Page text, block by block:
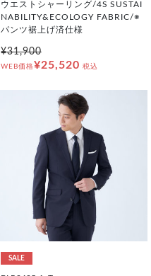
ウエストシャーリング/4S SUSTAI
NABILITY&ECOLOGY FABRIC/※
パンツ裾上げ済仕様
¥31,900
WEB価格¥25,520 税込
SALE